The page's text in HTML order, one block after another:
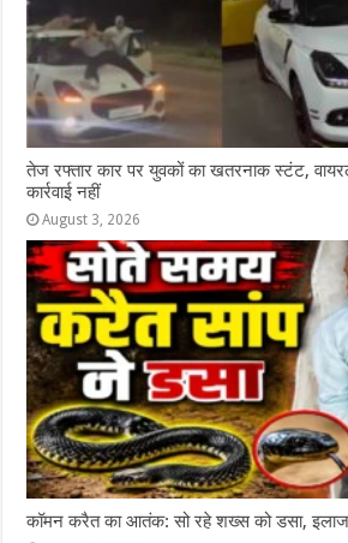
तेज रफ्तार कार पर युवकों का खतरनाक स्टंट,
कार्रवाई नहीं
August 3, 2026
कॉमन करैत का आतंक: सो रहे शख्स को डसा,